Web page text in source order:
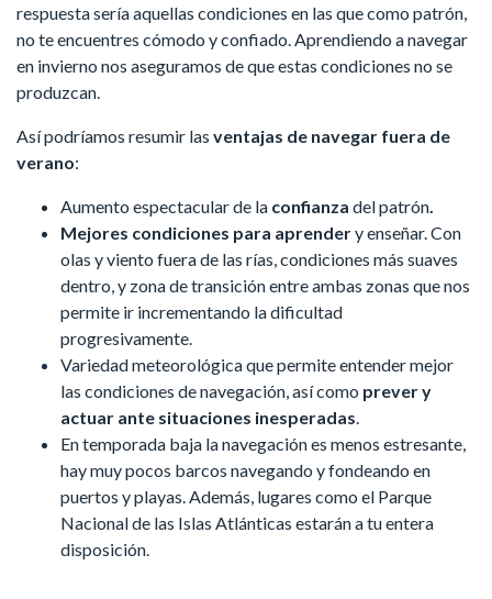
respuesta sería aquellas condiciones en las que como patrón,
no te encuentres cómodo y confiado. Aprendiendo a navegar
en invierno nos aseguramos de que estas condiciones no se
produzcan.
Así podríamos resumir las ventajas de navegar fuera de
verano:
Aumento espectacular de la confianza del patrón
Mejores condiciones para aprendery enseñar. Con
olas y viento fuera de las rías, condiciones más suaves
dentro, y zona de transición entre ambas zonas que nos
permite ir incrementando la dificultad
progresivamente.
Variedad meteorológica que permite entender mejor
las condiciones de navegación, así como prever y
actuar ante situaciones inesperadas
En temporada baja la navegación es menos estresante,
hay muy pocos barcos navegando y fondeando en
puertos y playas. Además, lugares como el Parque
Nacional de las Islas Atlánticas estarán a tu entera
disposición.